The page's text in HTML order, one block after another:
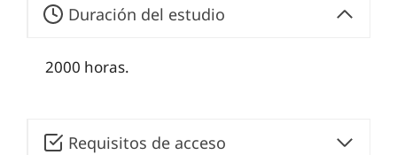
Duración del estudio
2000 horas.
Requisitos de acceso